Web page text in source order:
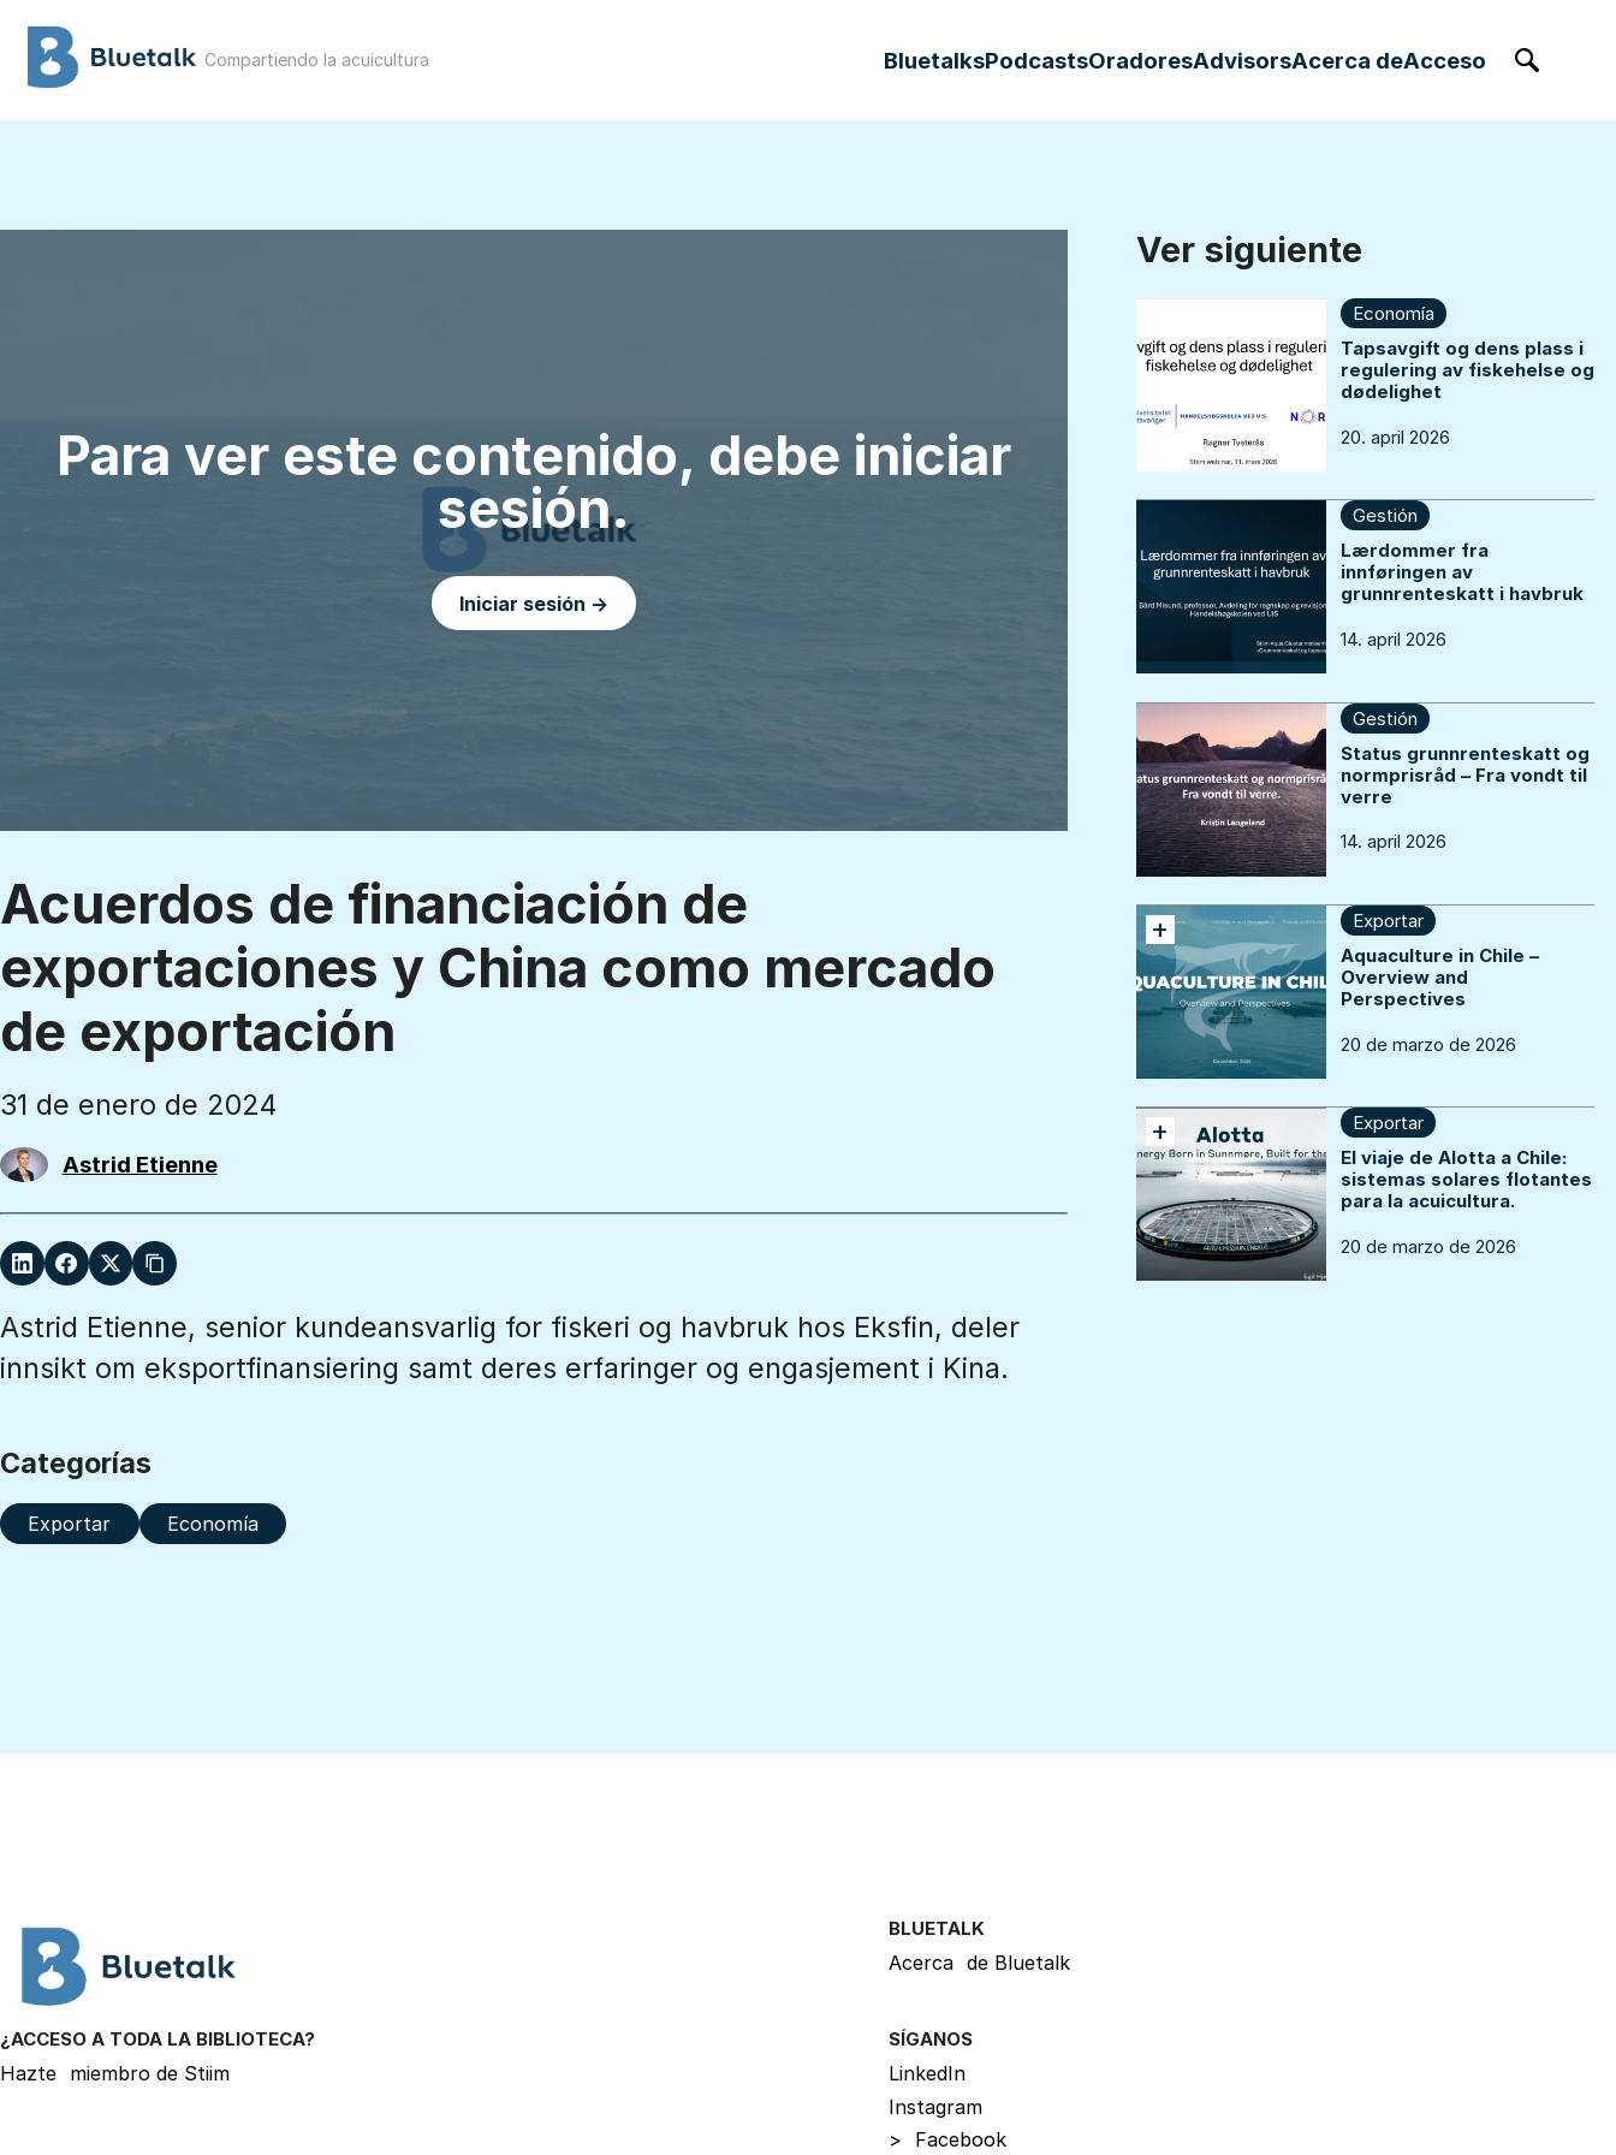
Compartiendo la acuicultura BluetalksPodcastsOradoresAdvisorsAcerca deAcceso
Para ver este contenido, debe iniciar
sesión.
Iniciar sesión →
Acuerdos de financiación de
exportaciones y China como mercado
de exportación
31 de enero de 2024
Astrid Etienne
Ver siguiente
Economía
Tapsavgift og dens plass i
regulering av fiskehelse og
dødelighet
20. april 2026
Gestión
Lærdommer fra
innføringen av
grunnrenteskatt i havbruk
14. april 2026
Gestión
Status grunnrenteskatt og
normprisråd – Fra vondt til
verre
14. april 2026
+
Exportar
Aquaculture in Chile –
Overview and
Perspectives
20 de marzo de 2026
+
Exportar
El viaje de Alotta a Chile:
sistemas solares flotantes
para la acuicultura.
20 de marzo de 2026
Astrid Etienne, senior kundeansvarlig for fiskeri og havbruk hos Eksfin, deler
innsikt om eksportfinansiering samt deres erfaringer og engasjement i Kina.
Categorías
Exportar Economía
BLUETALK
Acerca de Bluetalk
¿ACCESO A TODA LA BIBLIOTECA?
Hazte miembro de Stiim
SÍGANOS
LinkedIn
Instagram
>
Facebook